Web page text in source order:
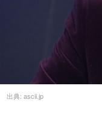
出典: ascii.jp